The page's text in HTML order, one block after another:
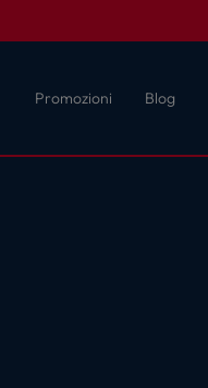
Promozioni Blog